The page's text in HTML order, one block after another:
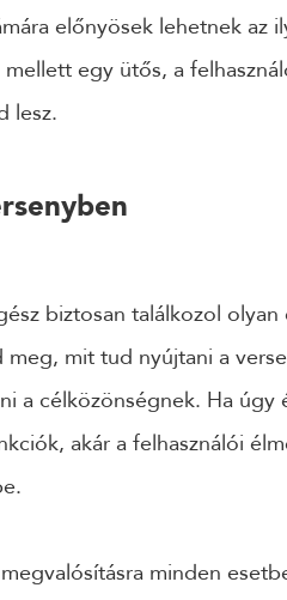
előnyösek lehetnek
egy ütős, a
lesz.
biztosan találkozol
mit tud nyújtani a
a célközönségnek. Ha
akár a felhasználói
minden